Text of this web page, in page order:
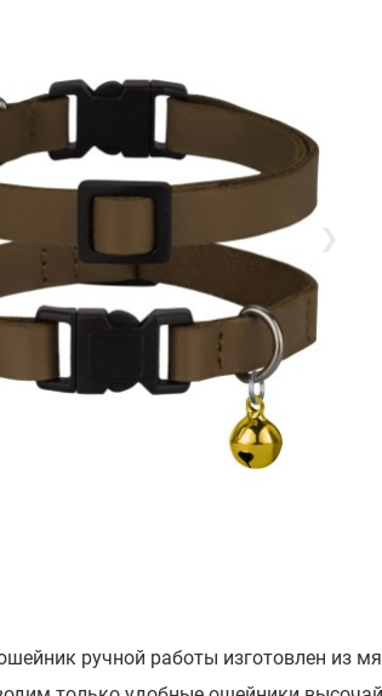
ручной работы изготовлен из